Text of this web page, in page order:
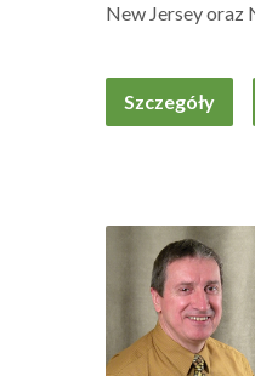
New Jersey oraz
Szczegóły